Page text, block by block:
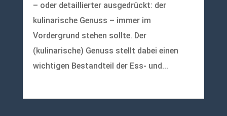
– oder detaillierter ausgedrückt: der
kulinarische Genuss – immer im
Vordergrund stehen sollte. Der
(kulinarische) Genuss stellt dabei einen
wichtigen Bestandteil der Ess- und...